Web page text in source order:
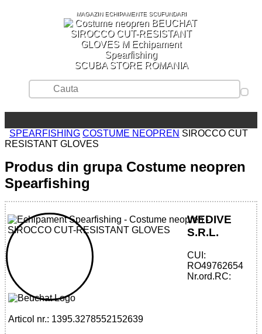
MAGAZIN ECHIPAMENTE SCUFUNDARI
SCUBA STORE ROMANIA
SPEARFISHING COSTUME NEOPREN SIROCCO CUT
RESISTANT GLOVES
Produs din grupa Costume neopren
Spearfishing
32785521526 - SIROCCO CUT-
RESISTANT GLOVES
Articol nr.: 1395.3278552152639
WEDIVE
S.R.L.
CUI:
RO49762654
Nr.ord.RC: